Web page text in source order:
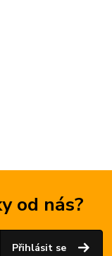
od nás?
Přihlásit se